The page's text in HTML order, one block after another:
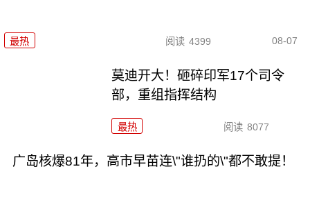
最热 阅读 4399 08-07
莫迪开大！砸碎印军17个司令
部，重组指挥结构
最热 阅读 8077
广岛核爆81年，高市早苗连\"谁扔的\"都不敢提！